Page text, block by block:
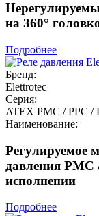
на 360°
Подробнее
Бренд:
Elettrotec
Серия:
ATEX PMC / PPC /
Наименование:
Регулируемое
давления PMC
исполнении
Подробнее